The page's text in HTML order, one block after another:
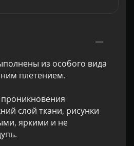
из особого вида
плетением.
проникновения
слой ткани, рисунки
яркими и не